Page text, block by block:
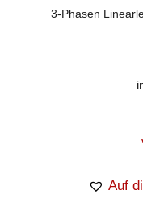
3-Phasen
Auf